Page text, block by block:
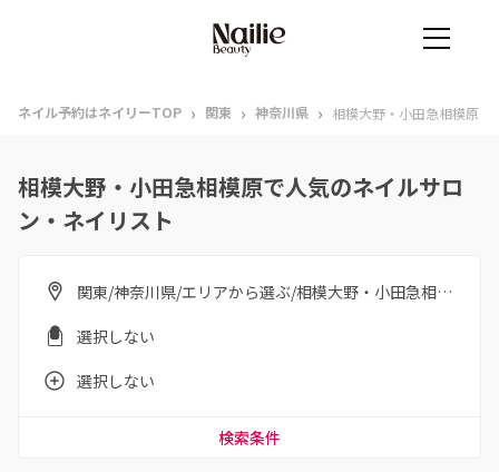
ネイル予約はネイリーTOP › 関東 › 神奈川県 › 相模大野・小田急相模原
相模大野・小田急相模原で人気のネイルサロ
ン・ネイリスト
関東/神奈川県/エリアから選ぶ/相模大野・小田急相模原
選択しない
選択しない
検索条件